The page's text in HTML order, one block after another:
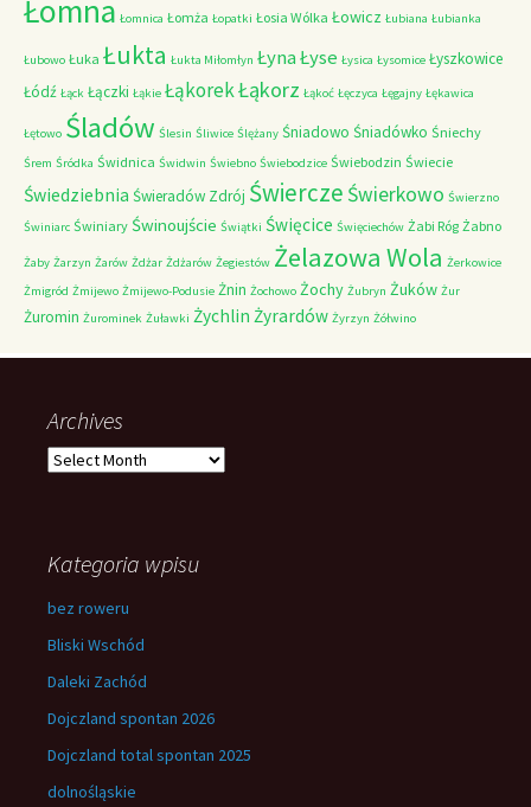
Łomna Łomnica Łomża Łopatki Łosia Wólka Łowicz Łubiana Łubianka
Łubowo Łuka Łukta Łukta Miłomłyn ŁynaŁyse Łysica Łysomice Łyszkowice
Łódź Łąck Łączki Łąkie ŁąkorekŁąkorz Łąkoć Łęczyca Łęgajny Łękawica
Łętowo Śladów Ślesin Śliwice Ślężany Śniadowo Śniadówko Śniechy
Śrem Śródka Świdnica Świdwin Świebno Świebodzice Świebodzin Świecie
Świedziebnia Świeradów Zdrój Świercze Świerkowo Świerzno
Świniarc Świniary Świnoujście Świątki Święcice Święciechów Żabi Róg Żabno
Żaby Żarzyn Żarów Żdżar Żdżarów Żegiestów Żelazowa Wola Żerkowice
Żmigród Żmijewo Żmijewo-Podusie Żnin Żochowo Żochy Żubryn Żuków Żur
Żuromin Żurominek Żuławki Żychlin Żyrardów Żyrzyn Żółwino
Archives
Archives
Kategoria wpisu
bez roweru
Bliski Wschód
Daleki Zachód
Dojczland spontan 2026
Dojczland total spontan 2025
dolnośląskie